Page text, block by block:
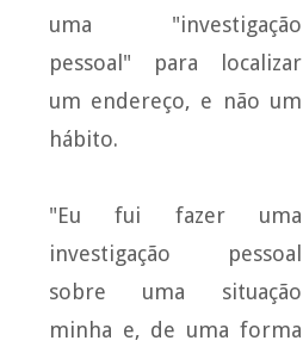
uma "investigação
pessoal" para localizar
um endereço, e não um
hábito.
"Eu fui fazer uma
investigação pessoal
sobre uma situação
minha e, de uma forma